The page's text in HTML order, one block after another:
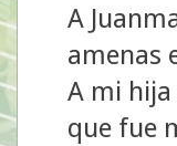
A
amenas
A mi
que fue